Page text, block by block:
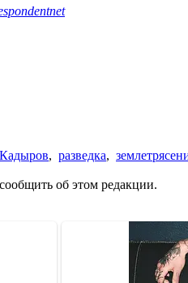
Кадыров, разведка,
об этом редакции.